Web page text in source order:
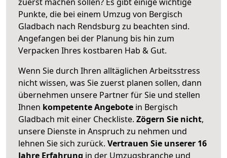
Punkte, die bei einem Umzug von Bergisch
Gladbach nach Rendsburg zu beachten sind.
Angefangen bei der Planung bis hin zum
Verpacken Ihres kostbaren Hab & Gut.
Wenn Sie durch Ihren alltäglichen Arbeitsstress
nicht wissen, was Sie zuerst planen sollen, dann
übernehmen unsere Partner für Sie und stellen
Ihnen kompetente Angebote in Bergisch
Gladbach mit einer Checkliste. Zögern Sie nicht,
unsere Dienste in Anspruch zu nehmen und
lehnen Sie sich zurück. Vertrauen Sie unserer 16
Jahre Erfahrung in der Umzugsbranche und